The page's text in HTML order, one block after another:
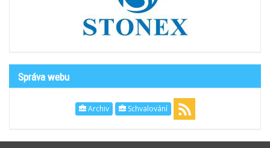
Správa webu
Archiv Schvalování